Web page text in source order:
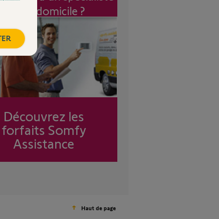
à mon domicile ?
Découvrez les
forfaits Somfy
Assistance
Haut de page